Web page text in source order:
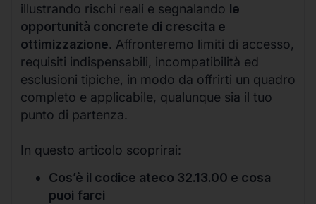
illustrando rischi reali e segnalando le
opportunità concrete di crescita e
ottimizzazione. Affronteremo limiti di accesso,
requisiti indispensabili, incompatibilità ed
esclusioni tipiche, in modo da offrirti un quadro
completo e applicabile, qualunque sia il tuo
punto di partenza.
In questo articolo scoprirai:
Cos’è il codice ateco 32.13.00 e cosa
puoi farci